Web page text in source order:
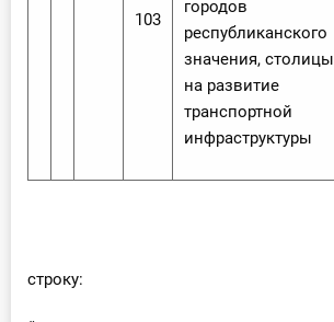
103
городов
республиканского
значения, столицы
на развитие
транспортной
инфраструктуры
строку: